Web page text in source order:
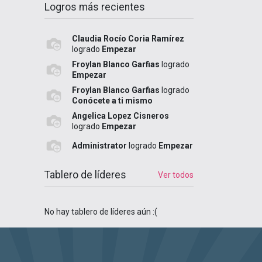
Logros más recientes
Claudia Rocío Coria Ramírez
logrado Empezar
Froylan Blanco Garfias logrado
Empezar
Froylan Blanco Garfias logrado
Conócete a ti mismo
Angelica Lopez Cisneros
logrado Empezar
Administrator logrado Empezar
Ver todos
Tablero de líderes
No hay tablero de líderes aún :(